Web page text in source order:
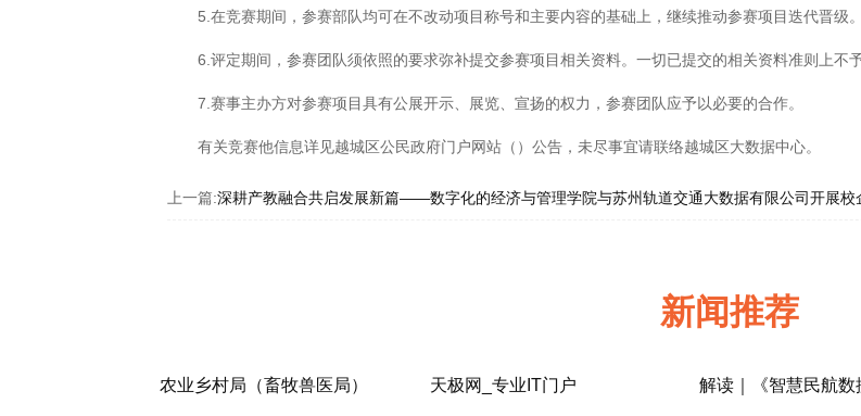
5.在竞赛期间，参赛部队均可在不改动项目称号和主要内容的基础上，继续推动参赛项目迭代晋级。
6.评定期间，参赛团队须依照的要求弥补提交参赛项目相关资料。一切已提交的相关资料准则上不予
7.赛事主办方对参赛项目具有公展开示、展览、宣扬的权力，参赛团队应予以必要的合作。
有关竞赛他信息详见越城区公民政府门户网站（）公告，未尽事宜请联络越城区大数据中心。
上一篇:深耕产教融合共启发展新篇——数字化的经济与管理学院与苏州轨道交通大数据有限公司开展校
新闻推荐
农业乡村局（畜牧兽医局） 天极网_专业IT门户